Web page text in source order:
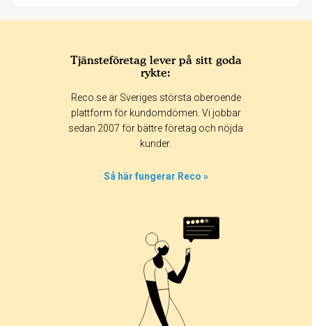
Tjänsteföretag lever på sitt goda
rykte:
Reco.se är Sveriges största oberoende
plattform för kundomdömen. Vi jobbar
sedan 2007 för bättre företag och nöjda
kunder.
Så här fungerar Reco »